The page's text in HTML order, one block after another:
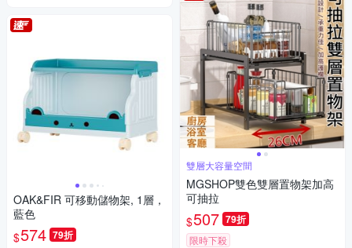
OAK&FIR 可移動儲物架, 1層，
藍色
$574 79折
雙層大容量空間
MGSHOP雙色雙層置物架加高
可抽拉
$507 79折
限時下殺